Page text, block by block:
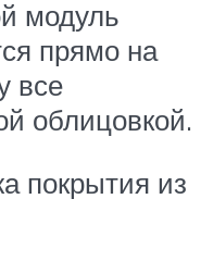
модуль
прямо на
все
облицовкой.
покрытия из